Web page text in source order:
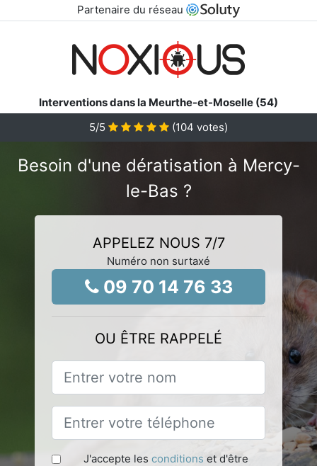
Partenaire du réseau
Interventions dans la Meurthe-et-Moselle (54)
5/5 (104 votes)
Besoin d'une dératisation à Mercy-
le-Bas ?
APPELEZ NOUS 7/7
Numéro non surtaxé
09 70 14 76 33
OU ÊTRE RAPPELÉ
J'accepte les conditions et d'être